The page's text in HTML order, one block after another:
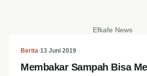
Efkafe News
Berita•13 Juni 2019
Membakar Sampah Bisa